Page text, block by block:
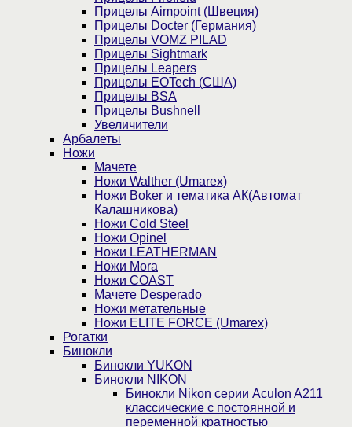
Прицелы Aimpoint (Швеция)
Прицелы Docter (Германия)
Прицелы VOMZ PILAD
Прицелы Sightmark
Прицелы Leapers
Прицелы EOTech (США)
Прицелы BSA
Прицелы Bushnell
Увеличители
Арбалеты
Ножи
Мачете
Ножи Walther (Umarex)
Ножи Boker и тематика АК(Автомат
Калашникова)
Ножи Cold Steel
Ножи Opinel
Ножи LEATHERMAN
Ножи Mora
Ножи COAST
Мачете Desperado
Ножи метательные
Ножи ELITE FORCE (Umarex)
Рогатки
Бинокли
Бинокли YUKON
Бинокли NIKON
Бинокли Nikon серии Aculon A211
классические с постоянной и
переменной кратностью